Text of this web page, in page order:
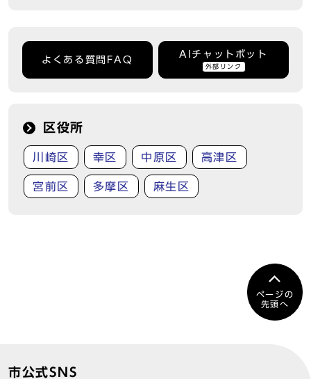
よくある質問FAQ
AIチャットボット
外部リンク
区役所
川崎区 幸区 中原区 高津区
宮前区 多摩区 麻生区
ページの
先頭へ
市公式SNS